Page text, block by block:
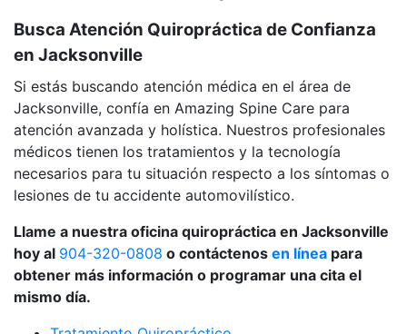
Busca Atención Quiropráctica de Confianza
en Jacksonville
Si estás buscando atención médica en el área de
Jacksonville, confía en Amazing Spine Care para
atención avanzada y holística. Nuestros profesionales
médicos tienen los tratamientos y la tecnología
necesarios para tu situación respecto a los síntomas o
lesiones de tu accidente automovilístico.
Llame a nuestra oficina quiropráctica en Jacksonville
hoy al 904-320-0808 o contáctenos en línea para
obtener más información o programar una cita el
mismo día.